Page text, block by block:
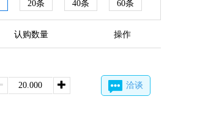
20条 40条 60条
认购数量 操作
洽谈